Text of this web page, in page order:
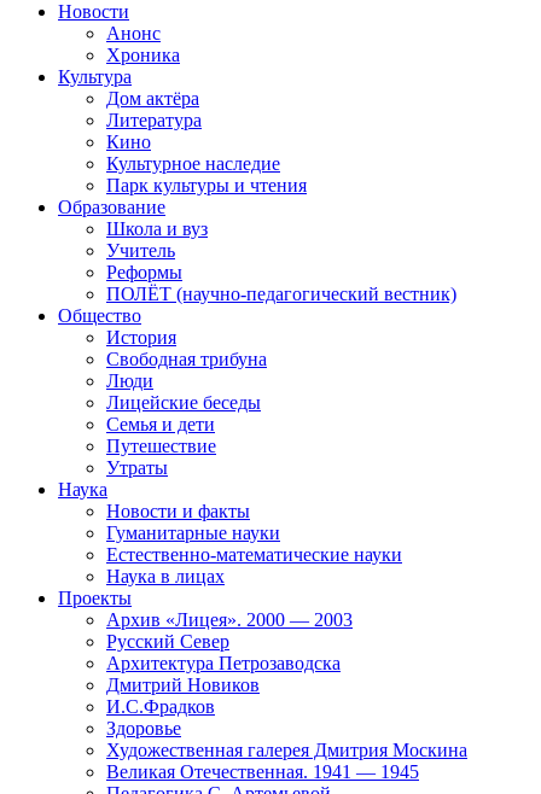
Новости
Анонс
Хроника
Культура
Дом актёра
Литература
Кино
Культурное наследие
Парк культуры и чтения
Образование
Школа и вуз
Учитель
Реформы
ПОЛЁТ (научно-педагогический вестник)
Общество
История
Свободная трибуна
Люди
Лицейские беседы
Семья и дети
Путешествие
Утраты
Наука
Новости и факты
Гуманитарные науки
Естественно-математические науки
Наука в лицах
Проекты
Архив «Лицея». 2000 — 2003
Русский Север
Архитектура Петрозаводска
Дмитрий Новиков
И.С.Фрадков
Здоровье
Художественная галерея Дмитрия Москина
Великая Отечественная. 1941 — 1945